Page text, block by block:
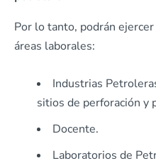
Por lo tanto, podrán
áreas laborales:
Industrias
sitios de perforación y
Docente.
Laboratorios de